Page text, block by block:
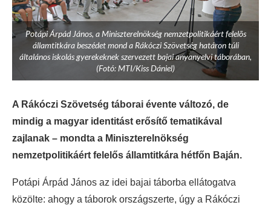
Potápi Árpád János, a Miniszterelnökség nemzetpolitikáért felelõs
államtitkára beszédet mond a Rákóczi Szövetség határon túli
általános iskolás gyerekeknek szervezett bajai anyanyelvi táborában,
(Fotó: MTI/Kiss Dániel)
A Rákóczi Szövetség táborai évente változó, de
mindig a magyar identitást erősítő tematikával
zajlanak – mondta a Miniszterelnökség
nemzetpolitikáért felelős államtitkára hétfőn Baján.
Potápi Árpád János az idei bajai táborba ellátogatva
közölte: ahogy a táborok országszerte, úgy a Rákóczi